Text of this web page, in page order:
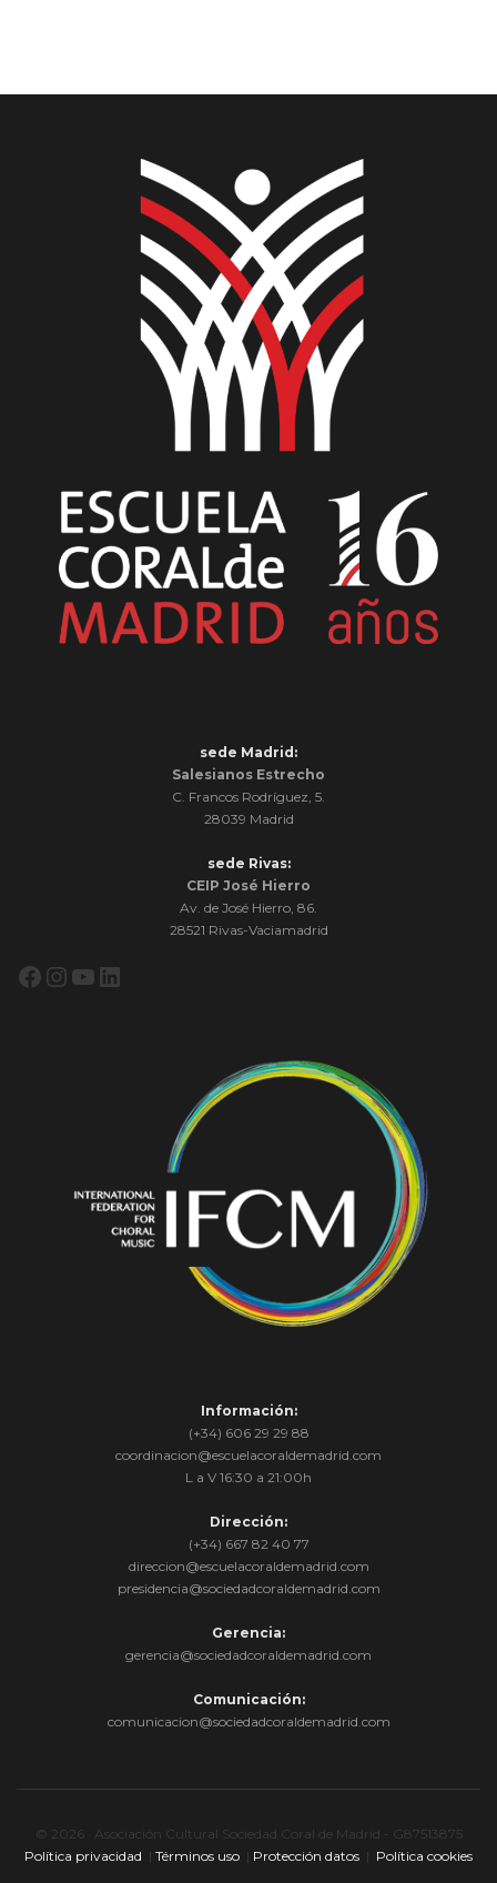
sede Madrid:
Salesianos Estrecho
C. Francos Rodríguez, 5.
28039 Madrid
sede Rivas:
CEIP José Hierro
Av. de José Hierro, 86.
28521 Rivas-Vaciamadrid
Facebook
Instagram
YouTube
LinkedIn
Información:
(+34) 606 29 29 88
coordinacion@escuelacoraldemadrid.com
L a V 16:30 a 21:00h
Dirección:
(+34) 667 82 40 77
direccion@escuelacoraldemadrid.com
presidencia@sociedadcoraldemadrid.com
Gerencia:
gerencia@sociedadcoraldemadrid.com
Comunicación:
comunicacion@sociedadcoraldemadrid.com
© 2026 · Asociación Cultural Sociedad Coral de Madrid - G87513875
Política privacidad | Términos uso | Protección datos | Política cookies